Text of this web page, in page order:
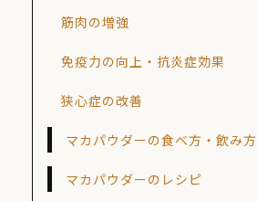
筋肉の増強
免疫力の向上・抗炎症効果
狭心症の改善
マカパウダーの食べ方・飲み方
マカパウダーのレシピ